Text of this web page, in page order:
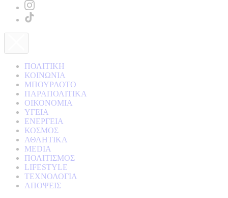
ΠΟΛΙΤΙΚΗ
ΚΟΙΝΩΝΙΑ
ΜΠΟΥΡΛΟΤΟ
ΠΑΡΑΠΟΛΙΤΙΚΑ
ΟΙΚΟΝΟΜΙΑ
ΥΓΕΙΑ
ΕΝΕΡΓΕΙΑ
ΚΟΣΜΟΣ
ΑΘΛΗΤΙΚΑ
MEDIA
ΠΟΛΙΤΙΣΜΟΣ
LIFESTYLE
ΤΕΧΝΟΛΟΓΙΑ
ΑΠΟΨΕΙΣ